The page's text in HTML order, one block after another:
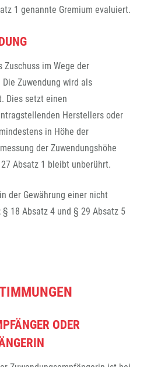
1 genannte Gremium evaluiert.
Zuschuss im Wege der
Zuwendung wird als
Dies setzt einen
Herstellers oder
in Höhe der
der Zuwendungshöhe
Absatz 1 bleibt unberührt.
der Gewährung einer nicht
§ 18 Absatz 4 und § 29 Absatz 5
ODER